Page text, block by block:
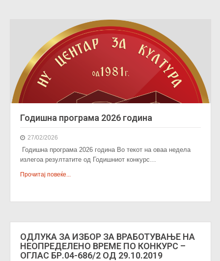
Годишна програма 2026 година
27/02/2026
Годишна програма 2026 година Во текот на оваа недела
излегоа резултатите од Годишниот конкурс…
Прочитај повеќе...
ОДЛУКА ЗА ИЗБОР ЗА ВРАБОТУВАЊЕ НА
НЕОПРЕДЕЛЕНО ВРЕМЕ ПО КОНКУРС –
ОГЛАС БР.04-686/2 ОД 29.10.2019